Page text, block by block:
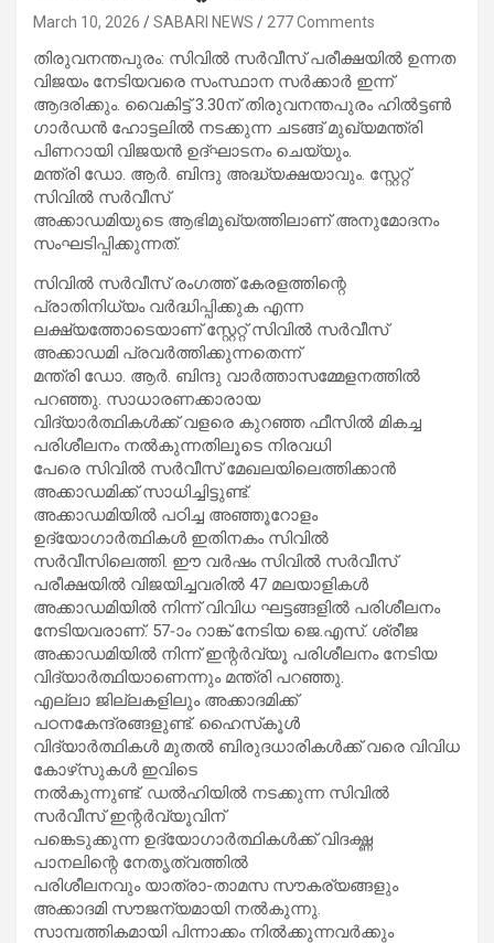
March 10, 2026 SABARI NEWS 277 Comments
തിരുവനന്തപുരം: സിവിൽ സർവീസ് പരീക്ഷയിൽ ഉന്നത
വിജയം നേടിയവരെ സംസ്ഥാന സർക്കാർ ഇന്ന്
ആദരിക്കും. വൈകിട്ട് 3.30ന് തിരുവനന്തപുരം ഹിൽട്ടൺ
ഗാർഡൻ ഹോട്ടലിൽ നടക്കുന്ന ചടങ്ങ് മുഖ്യമന്ത്രി
പിണറായി വിജയൻ ഉദ്ഘാടനം ചെയ്യും.
മന്ത്രി ഡോ. ആർ. ബിന്ദു അദ്ധ്യക്ഷയാവും. സ്റ്റേറ്റ്
സിവിൽ സർവീസ്
അക്കാഡമിയുടെ ആഭിമുഖ്യത്തിലാണ് അനുമോദനം
സംഘടിപ്പിക്കുന്നത്.
സിവിൽ സർവീസ് രംഗത്ത് കേരളത്തിന്റെ
പ്രാതിനിധ്യം വർദ്ധിപ്പിക്കുക എന്ന
ലക്ഷ്യത്തോടെയാണ് സ്റ്റേറ്റ് സിവിൽ സർവീസ്
അക്കാഡമി പ്രവർത്തിക്കുന്നതെന്ന്
മന്ത്രി ഡോ. ആർ. ബിന്ദു വാർത്താസമ്മേളനത്തിൽ
പറഞ്ഞു. സാധാരണക്കാരായ
വിദ്യാർത്ഥികൾക്ക് വളരെ കുറഞ്ഞ ഫീസിൽ മികച്ച
പരിശീലനം നൽകുന്നതിലൂടെ നിരവധി
പേരെ സിവിൽ സർവീസ് മേഖലയിലെത്തിക്കാൻ
അക്കാഡമിക്ക് സാധിച്ചിട്ടുണ്ട്.
അക്കാഡമിയിൽ പഠിച്ച അഞ്ഞൂറോളം
ഉദ്യോഗാർത്ഥികൾ ഇതിനകം സിവിൽ
സർവീസിലെത്തി. ഈ വർഷം സിവിൽ സർവീസ്
പരീക്ഷയിൽ വിജയിച്ചവരിൽ 47 മലയാളികൾ
അക്കാഡമിയിൽ നിന്ന് വിവിധ ഘട്ടങ്ങളിൽ പരിശീലനം
നേടിയവരാണ്. 57-ാം റാങ്ക് നേടിയ ജെ.എസ്. ശ്രീജ
അക്കാഡമിയിൽ നിന്ന് ഇന്റർവ്യൂ പരിശീലനം നേടിയ
വിദ്യാർത്ഥിയാണെന്നും മന്ത്രി പറഞ്ഞു.
എല്ലാ ജില്ലകളിലും അക്കാദമിക്ക്
പഠനകേന്ദ്രങ്ങളുണ്ട്. ഹൈസ്‌കൂൾ
വിദ്യാർത്ഥികൾ മുതൽ ബിരുദധാരികൾക്ക് വരെ വിവിധ
കോഴ്‌സുകൾ ഇവിടെ
നൽകുന്നുണ്ട്. ഡൽഹിയിൽ നടക്കുന്ന സിവിൽ
സർവീസ് ഇന്റർവ്യൂവിന്
പങ്കെടുക്കുന്ന ഉദ്യോഗാർത്ഥികൾക്ക് വിദഗ്ദ്ധ
പാനലിന്റെ നേതൃത്വത്തിൽ
പരിശീലനവും യാത്രാ-താമസ സൗകര്യങ്ങളും
അക്കാദമി സൗജന്യമായി നൽകുന്നു.
സാമ്പത്തികമായി പിന്നാക്കം നിൽക്കുന്നവർക്കും